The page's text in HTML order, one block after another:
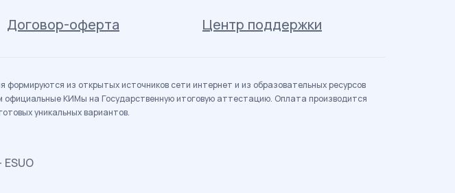
Договор-оферта Центр поддержки
из открытых источников сети интернет и из образовательных ресурсов
КИМы на Государственную итоговую аттестацию. Оплата производится
уникальных вариантов.